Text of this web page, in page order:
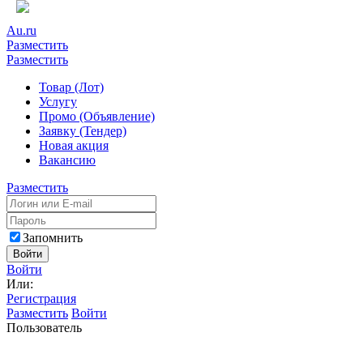
Au.ru
Разместить
Разместить
Товар (Лот)
Услугу
Промо (Объявление)
Заявку (Тендер)
Новая акция
Вакансию
Разместить
Запомнить
Войти
Войти
Или:
Регистрация
Разместить Войти
Пользователь